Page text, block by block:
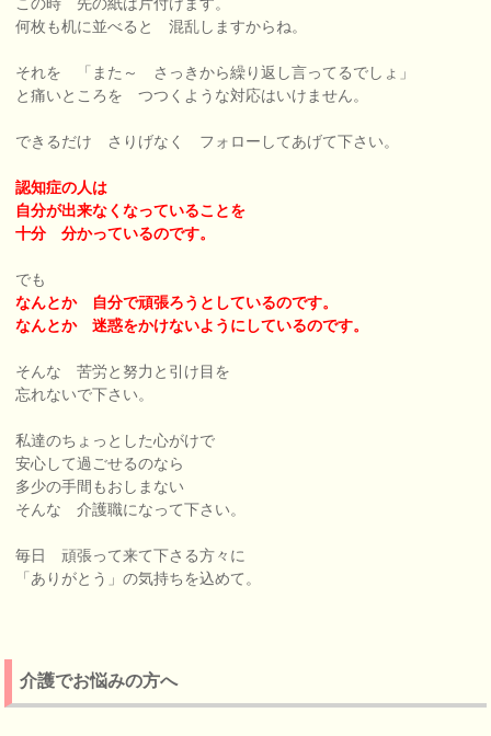
この時 先の紙は片付けます。
何枚も机に並べると 混乱しますからね。
それを 「また～ さっきから繰り返し言ってるでしょ」
と痛いところを つつくような対応はいけません。
できるだけ さりげなく フォローしてあげて下さい。
認知症の人は
自分が出来なくなっていることを
十分 分かっているのです。
でも
なんとか 自分で頑張ろうとしているのです。
なんとか 迷惑をかけないようにしているのです。
そんな 苦労と努力と引け目を
忘れないで下さい。
私達のちょっとした心がけで
安心して過ごせるのなら
多少の手間もおしまない
そんな 介護職になって下さい。
毎日 頑張って来て下さる方々に
「ありがとう」の気持ちを込めて。
介護でお悩みの方へ